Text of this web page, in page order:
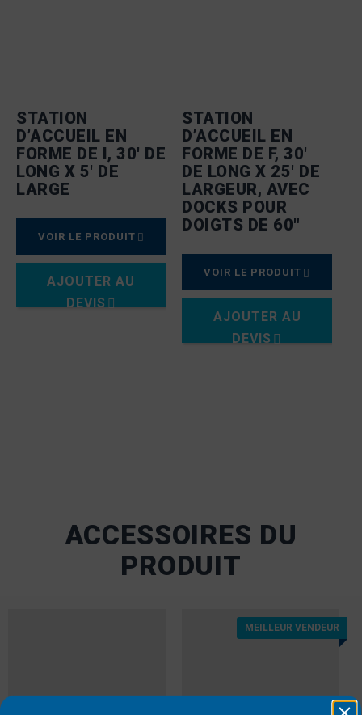
STATION
D’ACCUEIL EN
FORME DE I, 30′ DE
LONG X 5′ DE
LARGE
VOIR LE PRODUIT
AJOUTER AU
DEVIS
STATION
D’ACCUEIL EN
FORME DE F, 30′
DE LONG X 25′ DE
LARGEUR, AVEC
DOCKS POUR
DOIGTS DE 60"
VOIR LE PRODUIT
AJOUTER AU
DEVIS
ACCESSOIRES DU
PRODUIT
MEILLEUR VENDEUR